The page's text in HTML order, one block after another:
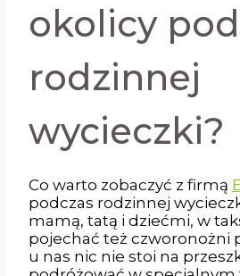
okolicy
rodzinnej
wycieczki?
Co warto zobaczyć z firmą
podczas rodzinnej
mamą, tatą i dziećmi, w
pojechać też czworonożni
u nas nic nie stoi na